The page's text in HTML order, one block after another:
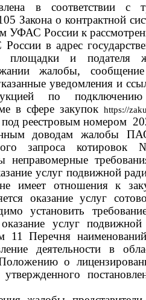
в соответствии с
Закона о контрактной
УФАС России к
в адрес
площадки и подателя
жалобы,
уведомления и
по
в сфере закупок https://
под реестровым номером
доводам жалобы
запросакотировок №
неправомерные
услуг подвижной
имеет отношения к
оказание услуг
установить
услуг
11 Перечня
деятельности в
о
утвержденного